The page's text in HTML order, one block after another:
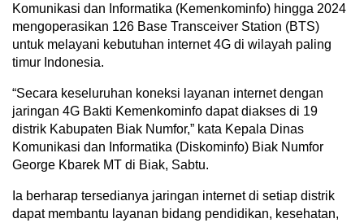
Komunikasi dan Informatika (Kemenkominfo) hingga 2024
mengoperasikan 126 Base Transceiver Station (BTS)
untuk melayani kebutuhan internet 4G di wilayah paling
timur Indonesia.
“Secara keseluruhan koneksi layanan internet dengan
jaringan 4G Bakti Kemenkominfo dapat diakses di 19
distrik Kabupaten Biak Numfor,” kata Kepala Dinas
Komunikasi dan Informatika (Diskominfo) Biak Numfor
George Kbarek MT di Biak, Sabtu.
Ia berharap tersedianya jaringan internet di setiap distrik
dapat membantu layanan bidang pendidikan, kesehatan,